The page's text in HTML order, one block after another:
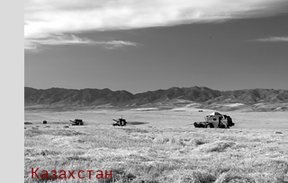
Казахстан